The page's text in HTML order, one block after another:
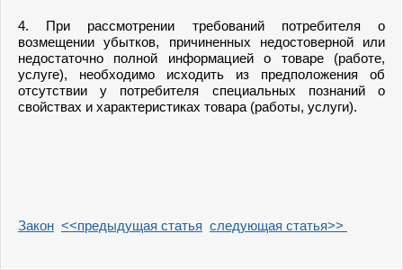
4. При рассмотрении требований потребителя о
возмещении убытков, причиненных недостоверной или
недостаточно полной информацией о товаре (работе,
услуге), необходимо исходить из предположения об
отсутствии у потребителя специальных познаний о
свойствах и характеристиках товара (работы, услуги).
Закон <<предыдущая статья следующая статья>>